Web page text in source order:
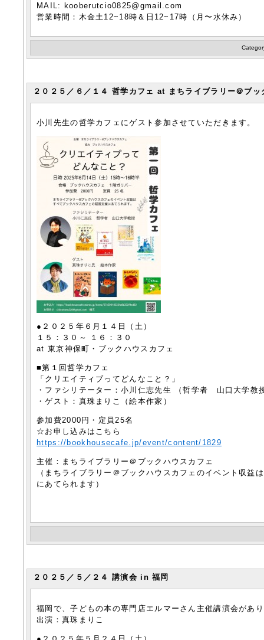
MAIL: kooberutcio0825@gmail.com
営業時間：木金土12~18時＆日12~17時（月〜水休み）
２０２５／６／１４ 哲学カフェ at まちライブラリー＠ブッ
小川先生の哲学カフェにゲスト参加させていただきます。
●２０２５年６月１４日（土）
１５：３０～ １６：３０
at 東京神保町・ブックハウスカフェ
■第１回哲学カフェ
「クリエイティブってどんなこと？」
・ファシリテーター：小川仁志先生 （哲学者 山口大学教
・ゲスト：真珠まりこ（絵本作家）
参加費2000円・定員25名
☆お申し込みはこちら
https://bookhousecafe.jp/event/content/1829
主催：まちライブラリー＠ブックハウスカフェ
（まちライブラリー＠ブックハウスカフェのイベント収益
にあてられます）
２０２５／５／２４ 講演会 in 福岡
福岡で、子どもの本の専門店エルマーさん主催講演会があ
出演：真珠まりこ